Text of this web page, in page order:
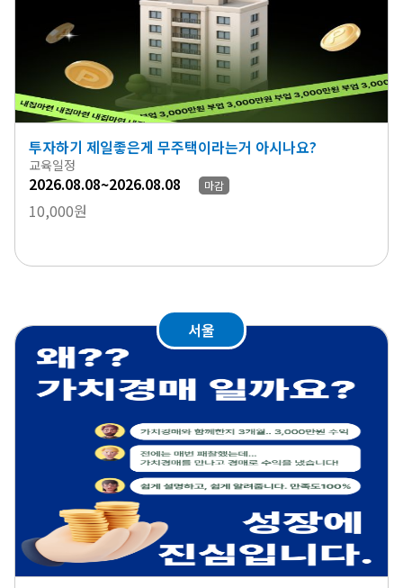
투자하기 제일좋은게 무주택이라는거 아시나요?
교육일정
2026.08.08~2026.08.08 마감
10,000원
서울